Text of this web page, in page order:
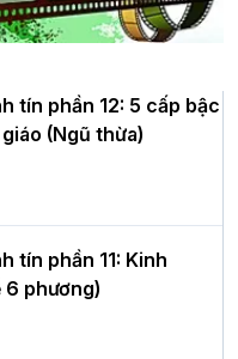
lần
thứ
mùa
tân
An
tín phần 12: 5 cấp bậc
(Ngũ thừa)
tín phần 11: Kinh
6 phương)